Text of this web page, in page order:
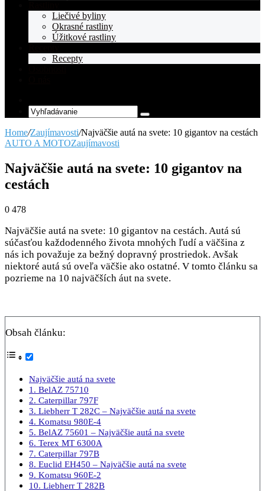
Liečivé byliny
Okrasné rastliny
Úžitkové rastliny
Recepty
Article
Vyhľadávanie
Home/Zaujímavosti/Najväčšie autá na svete: 10 gigantov na cestách
AUTO A MOTOZaujímavosti
Najväčšie autá na svete: 10 gigantov na
cestách
0 478
Najväčšie autá na svete: 10 gigantov na cestách. Autá sú
súčasťou každodenného života mnohých ľudí a väčšina z
nás ich považuje za bežný dopravný prostriedok. Avšak
niektoré autá sú oveľa väčšie ako ostatné. V tomto článku sa
pozrieme na 10 najväčších áut na svete.
Obsah článku:
Najväčšie autá na svete
1. BelAZ 75710
2. Caterpillar 797F
3. Liebherr T 282C – Najväčšie autá na svete
4. Komatsu 980E-4
5. BelAZ 75601 – Najväčšie autá na svete
6. Terex MT 6300A
7. Caterpillar 797B
8. Euclid EH450 – Najväčšie autá na svete
9. Komatsu 960E-2
10. Liebherr T 282B